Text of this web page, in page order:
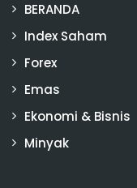
BERANDA
Index Saham
Forex
Emas
Ekonomi & Bisnis
Minyak